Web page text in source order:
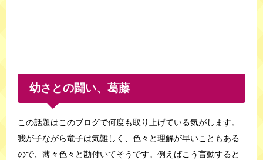
幼さとの闘い、葛藤
この話題はこのブログで何度も取り上げている気がします。
我が子ながら竜子は気難しく、色々と理解が早いこともある
ので、薄々色々と勘付いてそうです。例えばこう言動すると